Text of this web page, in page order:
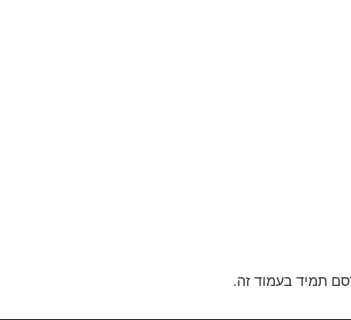
תמיד בעמוד זה.